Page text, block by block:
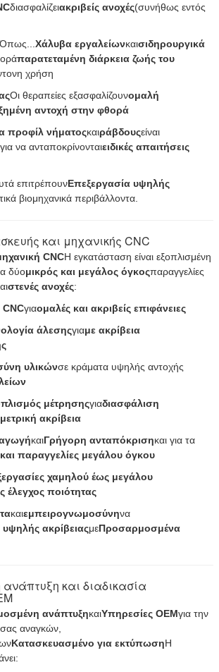
ένα μήνυμα
bellen je snel terug!
διασφαλίζειακριβείς ανοχές(συνήθως εντός
Όπως... Χάλυβα εργαλείωνκαισιδηρουργικά
παρατεταμένη διάρκεια ζωής του
χρήση
Οι θεραπείες εξασφαλίζουνομαλή
αντοχή στην φθορά
προφίλ νήματοςκαιράβδουςείναι
να ανταποκρίνονταιειδικές απαιτήσεις
επιτρέπουνΕπεξεργασία υψηλής
βιομηχανικά περιβάλλοντα.
και μηχανικής CNC
CNCΗ εγκατάσταση είναι εξοπλισμένη
δύομικρός και μεγάλος όγκοςπαραγγελίες
στενές ανοχές:
CNCγιαομαλές και ακριβείς επιφάνειες
άλεσηςγιαμε ακρίβεια
υλικώνσε κράματα υψηλής αντοχής
μέτρησηςγιαδιασφάλιση
ακρίβεια
καιΓρήγορη ανταπόκρισηκαι για τα
παραγγελίες μεγάλου όγκου
χαμηλού έως μεγάλου
έλεγχος ποιότητας
καιεμπειρογνωμοσύνηνα
ακρίβειαςμεΠροσαρμοσμένα
και διαδικασία
ανάπτυξηκαιΥπηρεσίες OEMγια την
αναγκών,
Κατασκευασμένο για εκτύπωσηΗ